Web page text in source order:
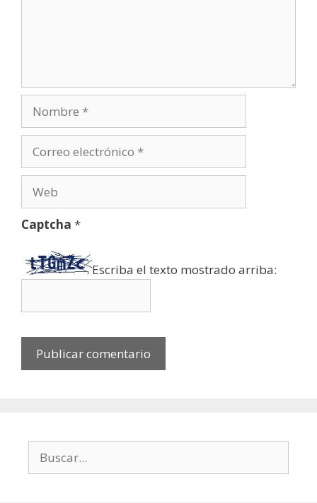
electrónico
Captcha *
Escriba el texto mostrado arriba: